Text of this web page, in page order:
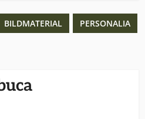
12 Medaillen bei der
Competition 2007“. Das
starke Marken und die
& Co. in Hamburg
erfolgte 1972 durch die
Marken-Import. Von
BILDMATERIAL PERSONALIA